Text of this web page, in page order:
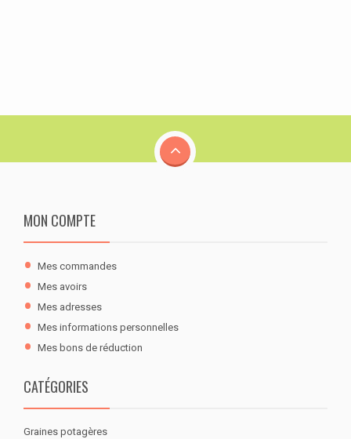
MON COMPTE
Mes commandes
Mes avoirs
Mes adresses
Mes informations personnelles
Mes bons de réduction
CATÉGORIES
Graines potagères